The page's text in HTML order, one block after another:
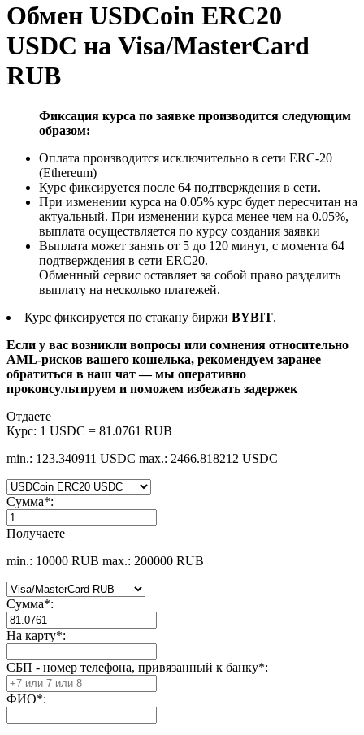
Обмен USDCoin ERC20
USDC на Visa/MasterCard
RUB
Фиксация курса по заявке производится следующим
образом:
Оплата производится исключительно в сети ERC-20
(Ethereum)
Курс фиксируется после 64 подтверждения в сети.
При изменении курса на 0.05% курс будет пересчитан на
актуальный. При изменении курса менее чем на 0.05%,
выплата осуществляется по курсу создания заявки
Выплата может занять от 5 до 120 минут, с момента 64
подтверждения в сети ERC20.
Обменный сервис оставляет за собой право разделить
выплату на несколько платежей.
Курс фиксируется по стакану биржи BYBIT.
Если у вас возникли вопросы или сомнения относительно
AML-рисков вашего кошелька, рекомендуем заранее
обратиться в наш чат — мы оперативно
проконсультируем и поможем избежать задержек
Отдаете
Курс: 1 USDC = 81.0761 RUB
min.: 123.340911 USDC max.: 2466.818212 USDC
Сумма*:
Получаете
min.: 10000 RUB max.: 200000 RUB
Сумма*:
На карту*:
СБП - номер телефона, привязанный к банку*:
ФИО*: